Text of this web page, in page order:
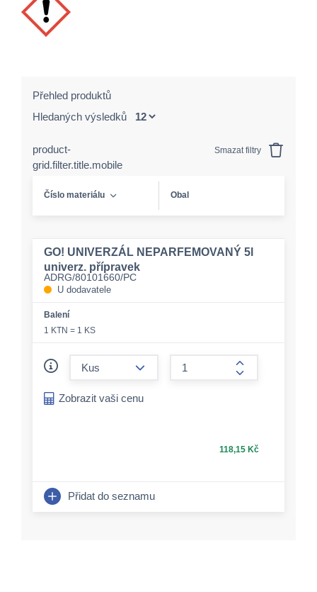
Přehled produktů
Hledaných výsledků
product-
grid.filter.title.mobile
Smazat filtry
Číslo materiálu Obal
GO! UNIVERZÁL NEPARFEMOVANÝ 5l
univerz. přípravek
ADRG/80101660/PC
U dodavatele
Balení
1 KTN = 1 KS
form.increase-
Zobrazit vaši cenu
118,15 Kč
Přidat do seznamu